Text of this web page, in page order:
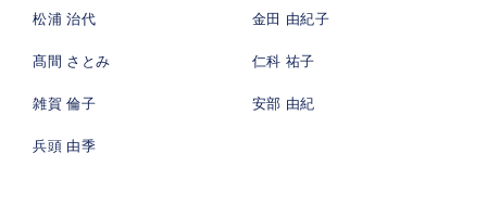
松浦 治代 金田 由紀子
髙間 さとみ 仁科 祐子
雑賀 倫子 安部 由紀
兵頭 由季